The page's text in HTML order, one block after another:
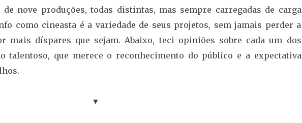
nove produções, todas distintas, mas sempre carregadas de carga
como cineasta é a variedade de seus projetos, sem jamais perder a
mais díspares que sejam. Abaixo, teci opiniões sobre cada um dos
talentoso, que merece o reconhecimento do público e a expectativa
▼